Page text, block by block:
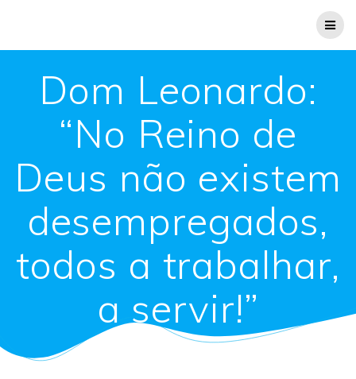
Dom Leonardo:
“No Reino de
Deus não existem
desempregados,
todos a trabalhar,
a servir!”